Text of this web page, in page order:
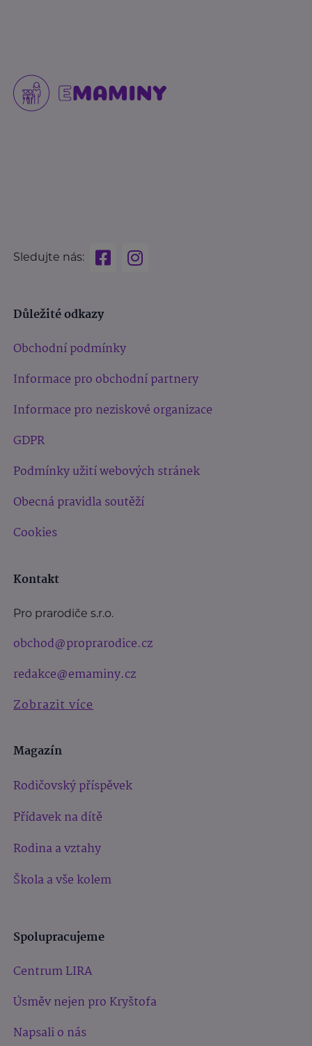
Sledujte nás:
Důležité odkazy
Obchodní podmínky
Informace pro obchodní partnery
Informace pro neziskové organizace
GDPR
Podmínky užití webových stránek
Obecná pravidla soutěží
Cookies
Kontakt
Pro prarodiče s.r.o.
obchod@proprarodice.cz
redakce@emaminy.cz
Zobrazit více
Magazín
Rodičovský příspěvek
Přídavek na dítě
Rodina a vztahy
Škola a vše kolem
Spolupracujeme
Centrum LIRA
Úsměv nejen pro Kryštofa
Napsali o nás